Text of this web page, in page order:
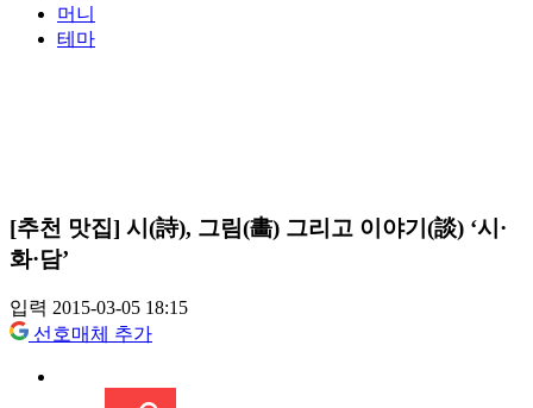
머니
테마
[추천 맛집] 시(詩), 그림(畵) 그리고 이야기(談) ‘시·
화·담’
입력 2015-03-05 18:15
선호매체 추가